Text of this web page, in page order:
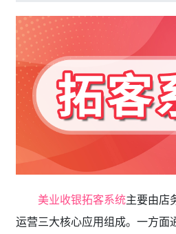
美业收银拓客系统主要由店
运营三大核心应用组成。一方面